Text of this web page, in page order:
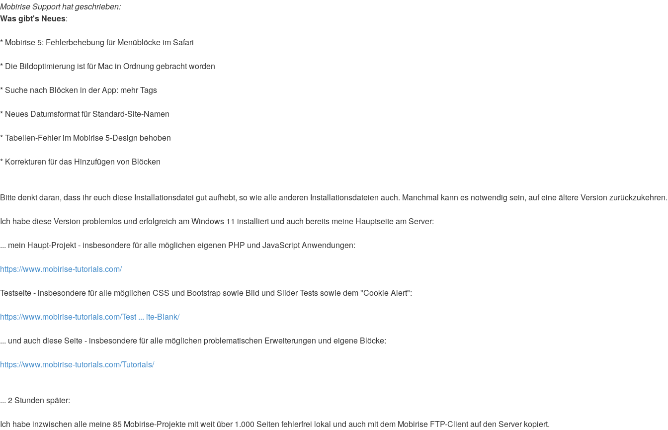
Mobirise Support hat geschrieben:
Was gibt's Neues:
* Mobirise 5: Fehlerbehebung für Menüblöcke im Safari
* Die Bildoptimierung ist für Mac in Ordnung gebracht worden
* Suche nach Blöcken in der App: mehr Tags
* Neues Datumsformat für Standard-Site-Namen
* Tabellen-Fehler im Mobirise 5-Design behoben
* Korrekturen für das Hinzufügen von Blöcken
Bitte denkt daran, dass ihr euch diese Installationsdatei gut aufhebt, so wie alle anderen Installationsdateien auch. Manchmal kann es notwendig sein, auf eine ältere Version zurückzukehren.
Ich habe diese Version problemlos und erfolgreich am Windows 11 installiert und auch bereits meine Hauptseite am Server:
... mein Haupt-Projekt - insbesondere für alle möglichen eigenen PHP und JavaScript Anwendungen:
https://www.mobirise-tutorials.com/
Testseite - insbesondere für alle möglichen CSS und Bootstrap sowie Bild und Slider Tests sowie dem "Cookie Alert":
https://www.mobirise-tutorials.com/Test ... ite-Blank/
... und auch diese Seite - insbesondere für alle möglichen problematischen Erweiterungen und eigene Blöcke:
https://www.mobirise-tutorials.com/Tutorials/
... 2 Stunden später:
Ich habe inzwischen alle meine 85 Mobirise-Projekte mit weit über 1.000 Seiten fehlerfrei lokal und auch mit dem Mobirise FTP-Client auf den Server kopiert.